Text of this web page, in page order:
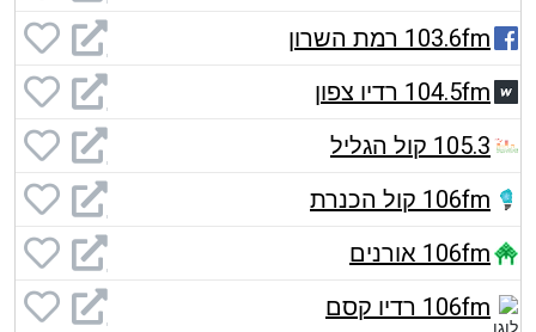
103.6fm רמת השרון
104.5fm רדיו צפון
105.3 קול הגליל
106fm קול הכנרת
106fm אורנים
106fm רדיו קסם